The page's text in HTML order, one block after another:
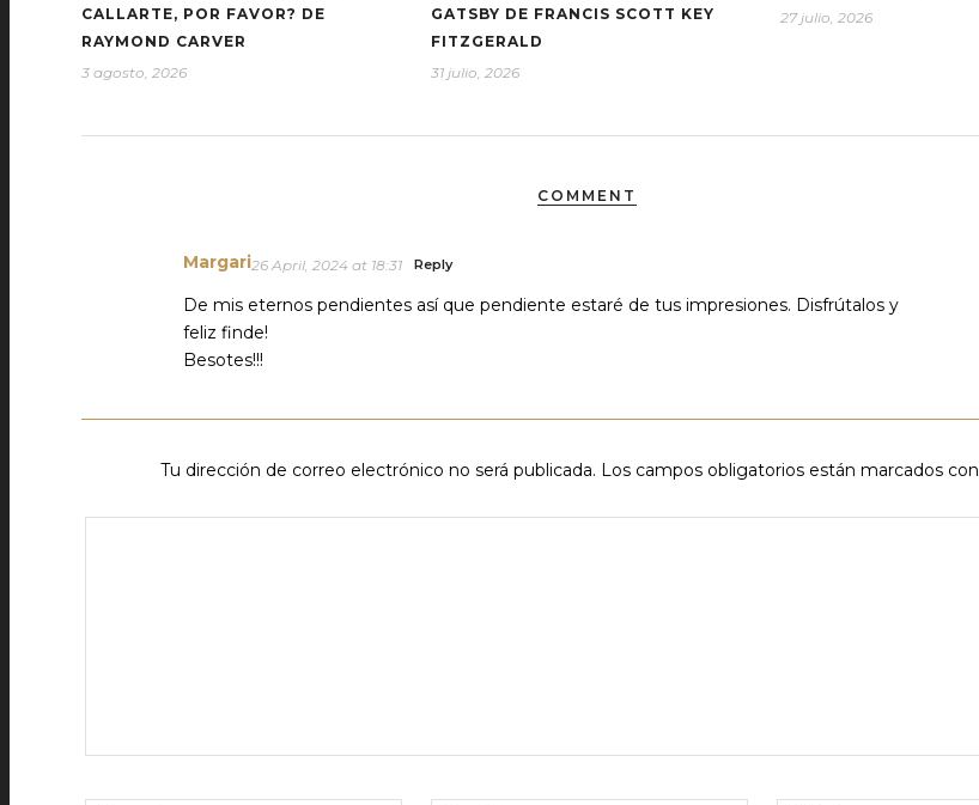
CALLARTE, POR FAVOR? DE
RAYMOND CARVER
3 agosto, 2026
GATSBY DE FRANCIS SCOTT KEY
FITZGERALD
31 julio, 2026
27 julio, 2026
COMMENT
Margari26 April, 2024 at 18:31 Reply
De mis eternos pendientes así que pendiente estaré de tus impresiones. Disfrútalos y
feliz finde!
Besotes!!!
Tu dirección de correo electrónico no será publicada. Los campos obligatorios están marcados con